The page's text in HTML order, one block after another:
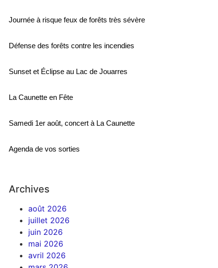
Journée à risque feux de forêts très sévère
Défense des forêts contre les incendies
Sunset et Éclipse au Lac de Jouarres
La Caunette en Fête
Samedi 1er août, concert à La Caunette
Agenda de vos sorties
Archives
août 2026
juillet 2026
juin 2026
mai 2026
avril 2026